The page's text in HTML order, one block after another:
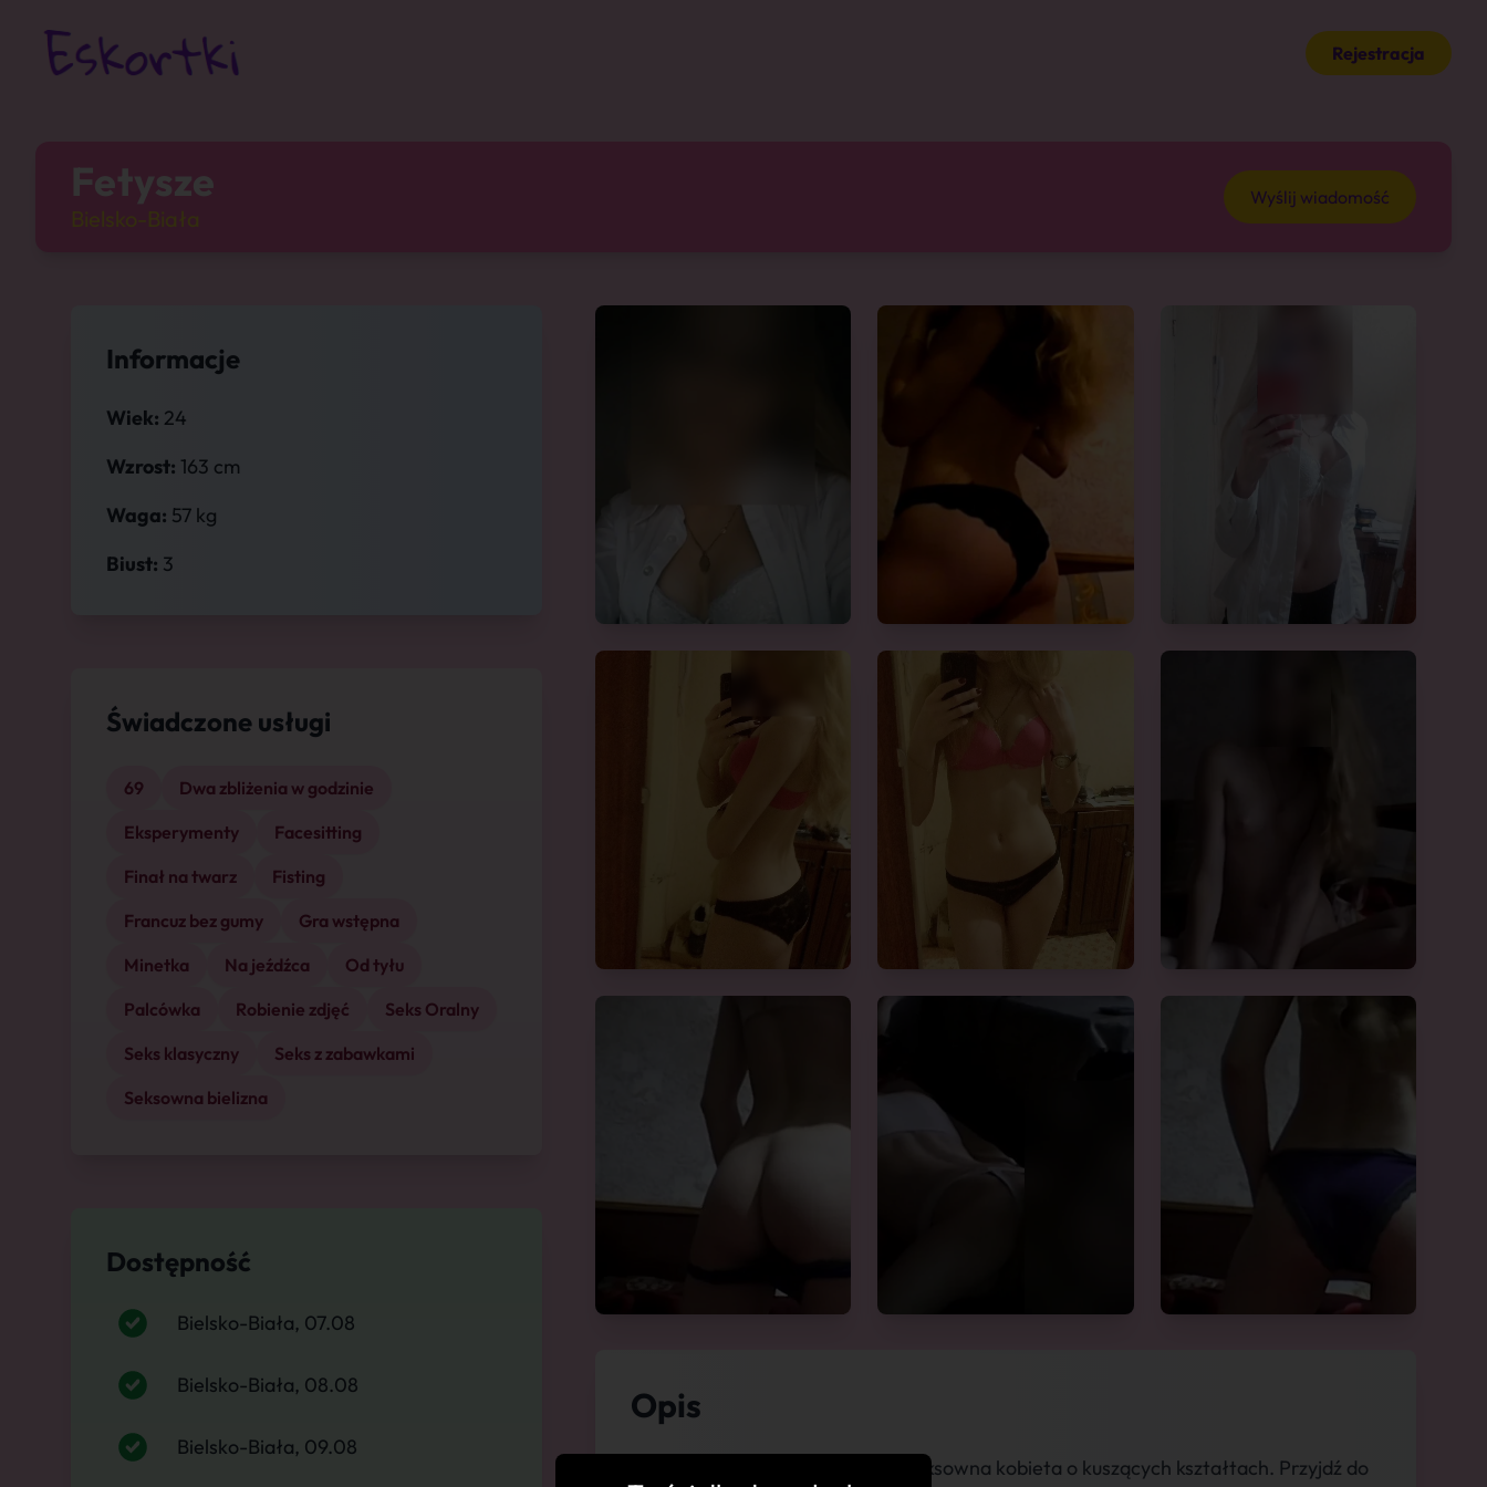
Rejestracja
Fetysze Wyślij wiadomość
Informacje
Wiek: 24
Wzrost: 163 cm
Waga: 57 kg
Biust: 3
Świadczone usługi
69
Dwa zbliżenia w godzinie
Eksperymenty
Facesitting
Finał na twarz
Fisting
Francuz bez gumy
Gra wstępna
Minetka
Na jeźdźca
Od tyłu
Palcówka
Robienie zdjęć
Seks Oralny
Seks klasyczny
Seks z zabawkami
Seksowna bielizna
Dostępność
Bielsko-Biała, 07.08
Bielsko-Biała, 08.08
Bielsko-Biała, 09.08
Opis
Przyjmuję sama, Niesamowicie seksowna kobieta o kuszących kształtach. Przyjdź do